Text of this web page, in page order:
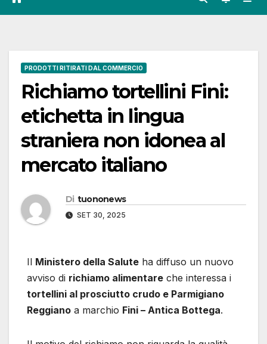
PRODOTTI RITIRATI DAL COMMERCIO
Richiamo tortellini Fini:
etichetta in lingua
straniera non idonea al
mercato italiano
Di tuononews
SET 30, 2025
Il Ministero della Salute ha diffuso un nuovo
avviso di richiamo alimentare che interessa i
tortellini al prosciutto crudo e Parmigiano
Reggiano a marchio Fini – Antica Bottega.